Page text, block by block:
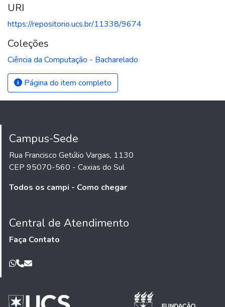
URI
https://repositorio.ucs.br/11338/9674
Coleções
Ciência da Computação - Bacharelado
Página do item completo
Campus-Sede
Rua Francisco Getúlio Vargas, 1130
CEP 95070-560 - Caxias do Sul
Todos os campi - Como chegar
Central de Atendimento
Faça Contato